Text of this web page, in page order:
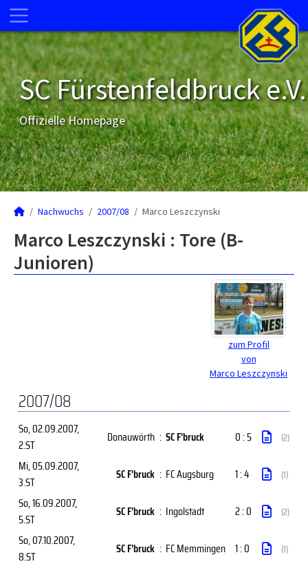
SC Fürstenfeldbruck e.V.
Offizielle Homepage
Nachwuchs 2007/08 Marco Leszczynski
Marco Leszczynski : Tore (B-
Junioren)
zum Profil
von
Marco Leszczynski
2007/08
So, 02.09.2007,
2.ST
Donauwörth : SC F'bruck 0 : 5 (2)
Mi, 05.09.2007,
3.ST
SC F'bruck : FC Augsburg 1 : 4 (1)
So, 16.09.2007,
5.ST
SC F'bruck : Ingolstadt 2 : 0 (2)
So, 07.10.2007,
8.ST
SC F'bruck : FC Memmingen 1 : 0 (1)